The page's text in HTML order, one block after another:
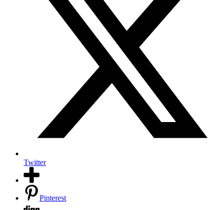
Twitter
Pinterest